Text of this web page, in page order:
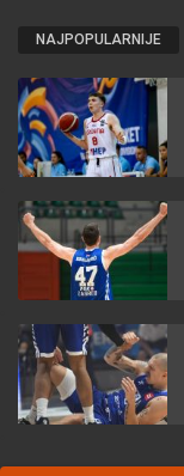
NAJPOPULARNIJE